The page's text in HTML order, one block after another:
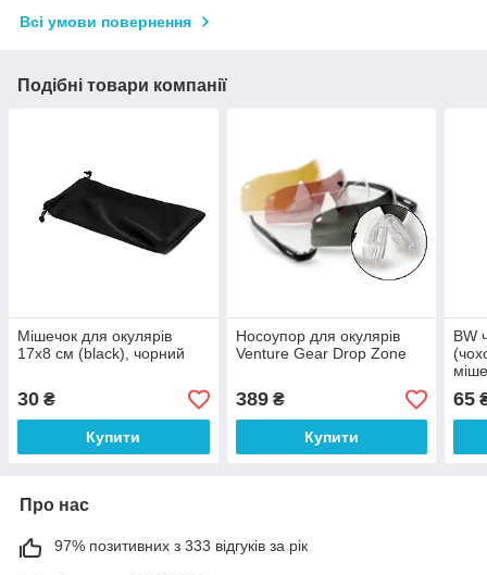
Всі умови повернення
Подібні товари компанії
Мішечок для окулярів
17х8 см (black), чорний
30 ₴
Купити
Носоупор для окулярів
Venture Gear Drop Zone
389₴
Купити
BW
65
Про нас
97% позитивних з 333 відгуків за рік